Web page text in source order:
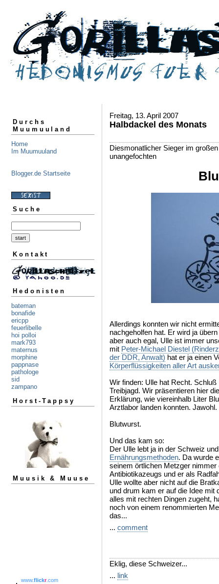
Durchs
Muumuuland
Home
Im Muumuuland
Blogger.de Startseite
Suche
Kontakt
Hedonisten
bateman
bonafide
ericpp
feuerlibelle
hoi polloi
mark793
maternus
morphine
pappnase
pathologe
sid
zampano
Horst-Tappsy
Muusik & Muuse
www.flickr.com
Freitag, 13. April 2007
Halbdackel des Monats
Diesmonatlicher Sieger im
unangefochten
Allerdings konnten wir nicht
nachgeholfen hat. Er wird ja
aber auch egal, Ulle ist immer
mit Peter-Michael Diestel
der DDR, Anwalt) hat er ja einen
Körperflüssigkeiten aller Art
Wir finden: Ulle hat Recht.
Treibjagd. Wir präsentieren hier
Erklärung, wie viereinhalb Liter
Arztlabor landen konnten.
Blutwurst.
Und das kam so:
Der Ulle lebt ja in der Schweiz
Ernährungsmethoden. Da wurde
seinem örtlichen Metzger
Antibiotikazeugs und er als
Ulle wollte aber nicht auf die
und drum kam er auf die Idee mit
alles mit rechten Dingen zugeht,
noch von einem renommierten
das...
... comment
Eklig, diese Schweizer...
... link